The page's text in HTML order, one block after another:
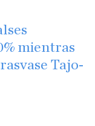
mientras
Tajo-